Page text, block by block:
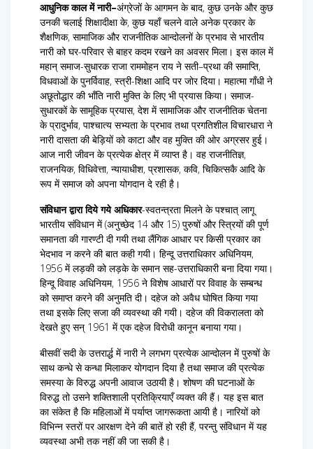
आधुनिक काल में नारी–अंग्रेजों के आगमन के बाद, कुछ उनके और कुछ
उनकी चलाई शिक्षादीक्षा के, कुछ यहाँ चलने वाले अनेक प्रकार के
शैक्षणिक, सामाजिक और राजनीतिक आन्दोलनों के प्रभाव से भारतीय
नारी को घर-परिवार से बाहर कदम रखने का अवसर मिला। इस काल में
महान् समाज-सुधारक राजा राममोहन राय ने सती–प्रथा की समाप्ति,
विधवाओं के पुनर्विवाह, स्त्री-शिक्षा आदि पर जोर दिया। महात्मा गाँधी ने
अछूतोद्धार की भाँति नारी मुक्ति के लिए भी प्रयास किया। समाज-
सुधारकों के सामूहिक प्रयास, देश में सामाजिक और राजनीतिक चेतना
के प्रादुर्भाव, पाश्चात्य सभ्यता के प्रभाव तथा प्रगतिशील विचारधारा ने
नारी दासता की बेड़ियों को काटा और वह मुक्ति की ओर अग्रसर हुई।
आज नारी जीवन के प्रत्येक क्षेत्र में व्याप्त है। वह राजनीतिज्ञ,
राजनयिक, विधिवेत्ता, न्यायाधीश, प्रशासक, कवि, चिकित्सकै आदि के
रूप में समाज को अपना योगदान दे रही है।
संविधान द्वारा दिये गये अधिकार-स्वतन्त्रता मिलने के पश्चात् लागू
भारतीय संविधान में (अनुच्छेद 14 और 15) पुरुषों और स्त्रियों की पूर्ण
समानता की गारण्टी दी गयी तथा लैंगिक आधार पर किसी प्रकार का
भेदभाव न करने की बात कही गयी। हिन्दू उत्तराधिकार अधिनियम,
1956 में लड़की को लड़के के समान सह-उत्तराधिकारी बना दिया गया।
हिन्दू विवाह अधिनियम, 1956 ने विशेष आधारों पर विवाह के सम्बन्ध
को समाप्त करने की अनुमति दी। दहेज को अवैध घोषित किया गया
तथा इसके लिए सजा की व्यवस्था की गयी। दहेज की विकरालता को
देखते हुए सन् 1961 में एक दहेज विरोधी कानून बनाया गया।
बीसवीं सदी के उत्तरार्द्ध में नारी ने लगभग प्रत्येक आन्दोलन में पुरुषों के
साथ कन्धे से कन्धा मिलाकर योगदान दिया है तथा समाज की प्रत्येक
समस्या के विरुद्ध अपनी आवाज उठायी है। शोषण की घटनाओं के
विरुद्ध तो उसने शक्तिशाली प्रतिक्रियाएँ व्यक्त की हैं। यह इस बात
का संकेत है कि महिलाओं में पर्याप्त जागरूकता आयी है। नारियों को
विभिन्न स्तरों पर आरक्षण देने की बातें हो रही हैं, परन्तु संविधान में यह
व्यवस्था अभी तक नहीं की जा सकी है।